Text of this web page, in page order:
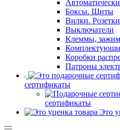
Боксы. Щиты
Вилки. Розетки
Выключатели
Клеммы,
Коробки
Патроны
сертификаты
сертификаты
Это